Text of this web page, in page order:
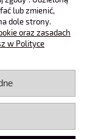
lub zmienić,
dole strony.
oraz zasadach
w Polityce